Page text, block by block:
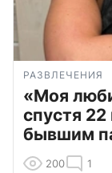
РАЗВЛЕЧЕНИЯ
«Моя
спустя 22
бывшим
200 1